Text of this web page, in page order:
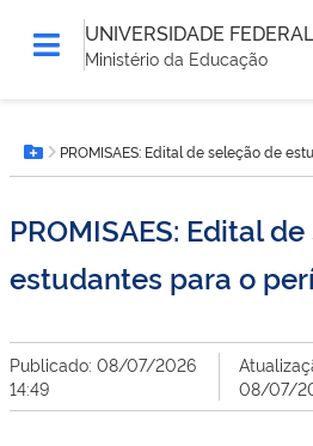
UNIVERSIDADE
Ministério da Educação
está
aqui:Botão Menu
PROMISAES: Edital de seleção de
PROMISAES: Edital
estudantes para o
Publicado: 08/07/2026
14:49
08/07/